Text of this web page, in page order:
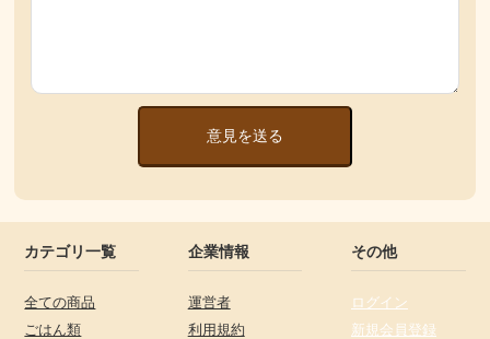
意見を送る
カテゴリ一覧
全ての商品
ごはん類
企業情報
運営者
利用規約
その他
ログイン
新規会員登録